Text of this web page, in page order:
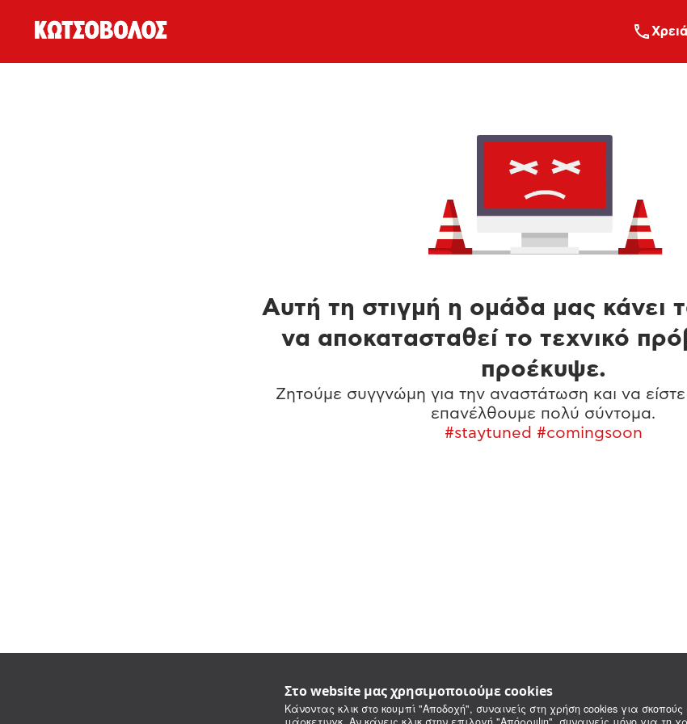
Στο website μας χρησιμοποιούμε cookies
Κάνοντας κλικ στο κουμπί "Αποδοχή", συναινείς στη χρήση cookies για σκοπούς
Αυτή τη στιγμή η ομάδα μας κάνει
να αποκατασταθεί το τεχνικό
προέκυψε.
Ζητούμε συγγνώμη για την αναστάτωση και να είστε
επανέλθουμε πολύ σύντομα.
#staytuned #comingsoon